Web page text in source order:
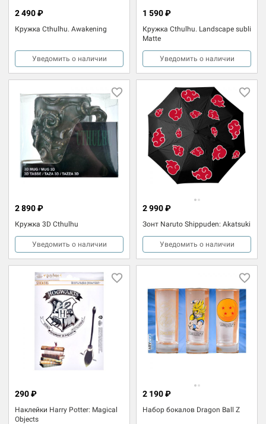
Кружка Cthulhu. Awakening
2 490 ₽
Уведомить о наличии
Кружка Cthulhu. Landscape subli
Matte
1 590 ₽
Уведомить о наличии
Кружка 3D Cthulhu
2 890 ₽
Уведомить о наличии
Зонт Naruto Shippuden: Akatsuki
2 990 ₽
Уведомить о наличии
Наклейки Harry Potter: Magical
Objects
290 ₽
Набор бокалов Dragon Ball Z
2 190 ₽